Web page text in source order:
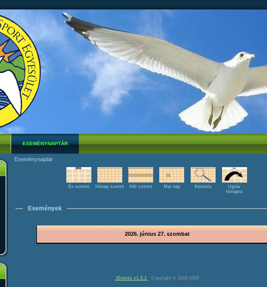
ESEMÉNYNAPTÁR
Eseménynaptár
Év szerint Hónap szerint Hét szerint Mai nap Keresés
Ugrás
hónapra
Események
2026. június 27. szombat
JEvents v1.5.2 Copyright © 2006-2009